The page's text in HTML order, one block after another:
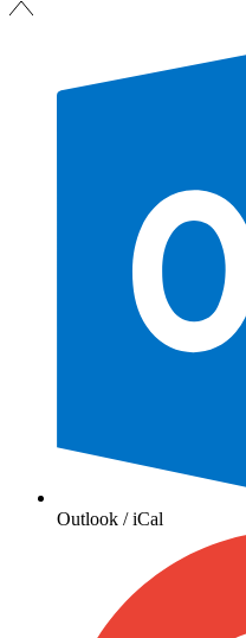
Outlook / iCal